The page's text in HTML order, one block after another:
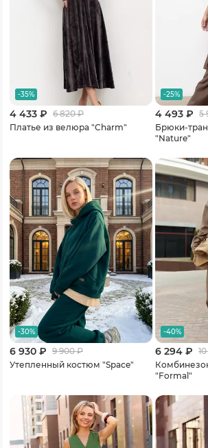
-35%
4 433 ₽ 6 820₽
Платье из велюра "Charm"
-25%
4 493 ₽ 5
Брюки-
"Nature"
-30%
6 930 ₽ 9 900₽
Утепленный костюм "Space"
-40%
6 294 ₽
"Formal"